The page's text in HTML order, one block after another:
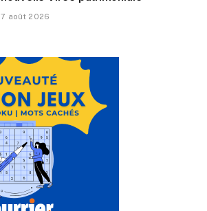
7 août 2026